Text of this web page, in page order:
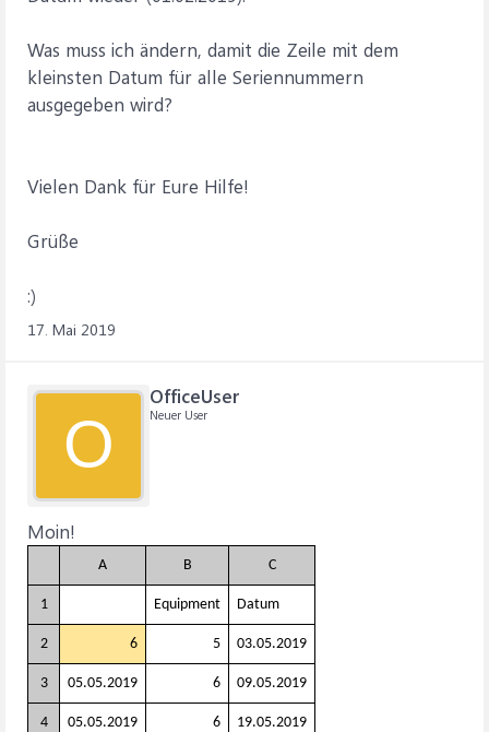
Was muss ich ändern, damit die Zeile mit dem
kleinsten Datum für alle Seriennummern
ausgegeben wird?
Vielen Dank für Eure Hilfe!
Grüße
:)
17. Mai 2019
O
OfficeUser
Neuer User
Moin!
A B C
1 Equipment Datum
2 6 5 03.05.2019
3 05.05.2019 6 09.05.2019
4 05.05.2019 6 19.05.2019